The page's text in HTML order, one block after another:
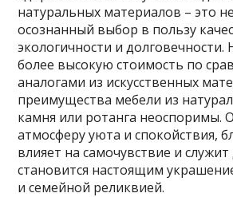
натуральных материалов – это
осознанный выбор в пользу
экологичности и долговечности.
более высокую стоимость по
аналогами из искусственных
преимущества мебели из
камня или ротанга неоспоримы.
атмосферу уюта и спокойствия,
влияет на самочувствие и
становится настоящим
и семейной реликвией.